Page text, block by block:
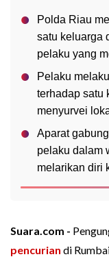
Polda Riau
satu keluarga
pelaku yang
Pelaku
terhadap satu
menyurvei
Aparat
pelaku dalam
melarikan diri
Suara.com -
pencurian di